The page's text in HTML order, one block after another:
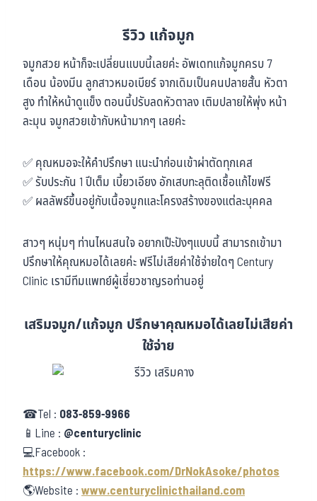
รีวิว แก้จมูก
จมูกสวย หน้าก็จะเปลี่ยนแบบนี้เลยค่ะ อัพเดทแก้จมูกครบ 7
เดือน น้องมีน ลูกสาวหมอเบียร์ จากเดิมเป็นคนปลายสั้น หัวตา
สูง ทำให้หน้าดูแข็ง ตอนนี้ปรับลดหัวตาลง เติมปลายให้พุ่ง หน้า
ละมุน จมูกสวยเข้ากับหน้ามากๆ เลยค่ะ
✅ คุณหมอจะให้คำปรึกษา แนะนำก่อนเข้าผ่าตัดทุกเคส
✅ รับประกัน 1 ปีเต็ม เบี้ยวเอียง อักเสบทะลุติดเชื้อแก้ไขฟรี
✅ ผลลัพธ์ขึ้นอยู่กับเนื้อจมูกและโครงสร้างของแต่ละบุคคล
สาวๆ หนุ่มๆ ท่านไหนสนใจ อยากเป๊ะปังๆแบบนี้ สามารถเข้ามา
ปรึกษาให้คุณหมอได้เลยค่ะ ฟรีไม่เสียค่าใช้จ่ายใดๆ Century
Clinic เรามีทีมแพทย์ผู้เชี่ยวชาญรอท่านอยู่
เสริมจมูก/แก้จมูก ปรึกษาคุณหมอได้เลยไม่เสียค่า
ใช้จ่าย
☎Tel : 083-859-9966
📱Line : @centuryclinic
💻Facebook :
https://www.facebook.com/DrNokAsoke/photos
🌎Website :www.centuryclinicthailand.com